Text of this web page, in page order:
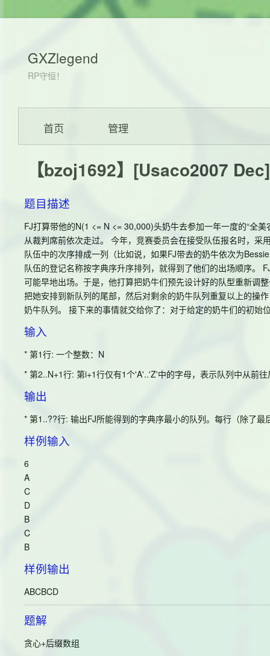
GXZlegend
RP守恒！
首页 管理
【bzoj1692】[Usaco2007
题目描述
FJ打算带他的N(1 <= N <= 30,000)头奶牛去参加一年一度的“全
从裁判席前依次走过。 今年，竞赛委员会在接受队伍报名时，
队伍中的次序排成一列（比如说，如果FJ带去的奶牛依次为
队伍的登记名称按字典序升序排列，就得到了他们的出场顺序。
可能早地出场。于是，他打算把奶牛们预先设计好的队型重新调
把她安排到新队列的尾部，然后对剩余的奶牛队列重复以上的操
奶牛队列。 接下来的事情就交给你了：对于给定的奶牛们的初
输入
* 第1行: 一个整数：N
* 第2..N+1行: 第i+1行仅有1个'A'..'Z'中的字母，表示队列中从前
输出
* 第1..??行: 输出FJ所能得到的字典序最小的队列。每行（除了
样例输入
6
A
C
D
B
C
B
样例输出
ABCBCD
题解
贪心+后缀数组